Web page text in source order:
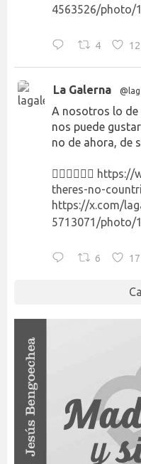
4563526/photo/1
4 12
La Galerna
A nosotros lo de
nos puede
no de ahora, de
👉🏻👉🏻👉🏻 https://
theres-no-
https://x.com/
5713071/photo/1
6 17